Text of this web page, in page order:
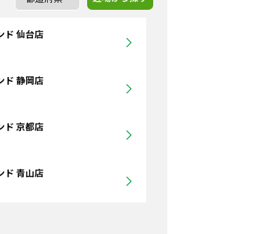
ド 仙台店
ド 静岡店
ド 京都店
ド 青山店